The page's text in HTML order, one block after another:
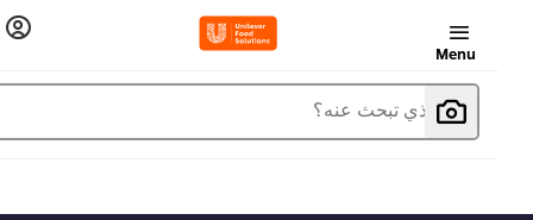
Menu
ما الذي تبحث عنه؟